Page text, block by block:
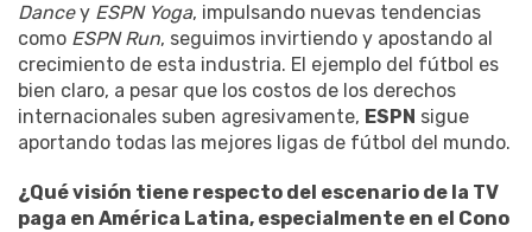
Dancey ESPN Yoga, impulsando nuevas tendencias
como ESPN Run, seguimos invirtiendo y apostando al
crecimiento de esta industria. El ejemplo del fútbol es
bien claro, a pesar que los costos de los derechos
internacionales suben agresivamente, ESPN sigue
aportando todas las mejores ligas de fútbol del mundo.
¿Qué visión tiene respecto del escenario de la TV
paga en América Latina, especialmente en el Cono